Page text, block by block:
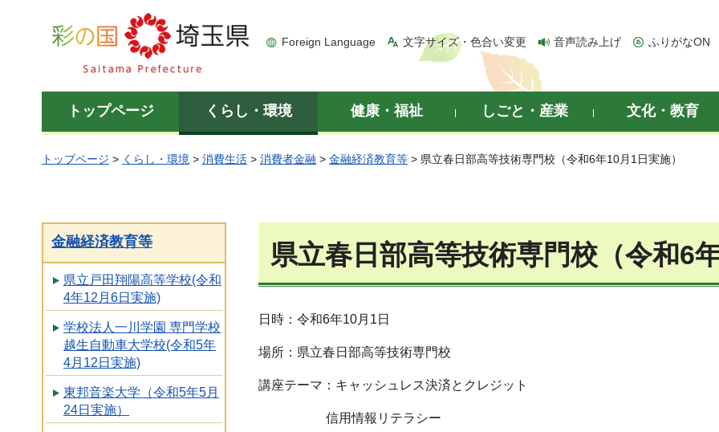
彩の国 埼玉県
Foreign Language 文字サイズ・色合い変更 音声読み上げ ふりがなON
トップページ くらし・環境 健康・福祉 しごと・産業 文化・教育
トップページ > くらし・環境 > 消費生活 > 消費者金融 > 金融経済教育等 > 県立春日部高等技術専門校（令和6年10月1日実施）
金融経済教育等
県立戸田翔陽高等学校(令和
4年12月6日実施)
学校法人一川学園 専門学校
越生自動車大学校(令和5年
4月12日実施)
東邦音楽大学（令和5年5月
24日実施）
県立春日部高等技術専門校（令和6
日時：令和6年10月1日
場所：県立春日部高等技術専門校
講座テーマ：キャッシュレス決済とクレジット
信用情報リテラシー